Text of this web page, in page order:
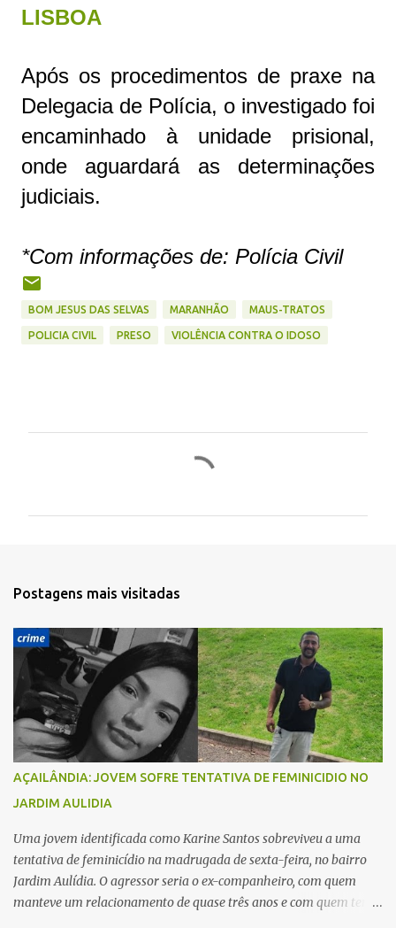
LISBOA
Após os procedimentos de praxe na
Delegacia de Polícia, o investigado foi
encaminhado à unidade prisional,
onde aguardará as determinações
judiciais.
*Com informações de: Polícia Civil
BOM JESUS DAS SELVAS MARANHÃO MAUS-TRATOS
POLICIA CIVIL PRESO VIOLÊNCIA CONTRA O IDOSO
r
Postagens mais visitadas
AÇAILÂNDIA: JOVEM SOFRE TENTATIVA DE FEMINICIDIO NO
JARDIM AULIDIA
Uma jovem identificada como Karine Santos sobreviveu a uma
tentativa de feminicídio na madrugada de sexta-feira, no bairro
Jardim Aulídia. O agressor seria o ex-companheiro, com quem
manteve um relacionamento de quase três anos e com quem tem